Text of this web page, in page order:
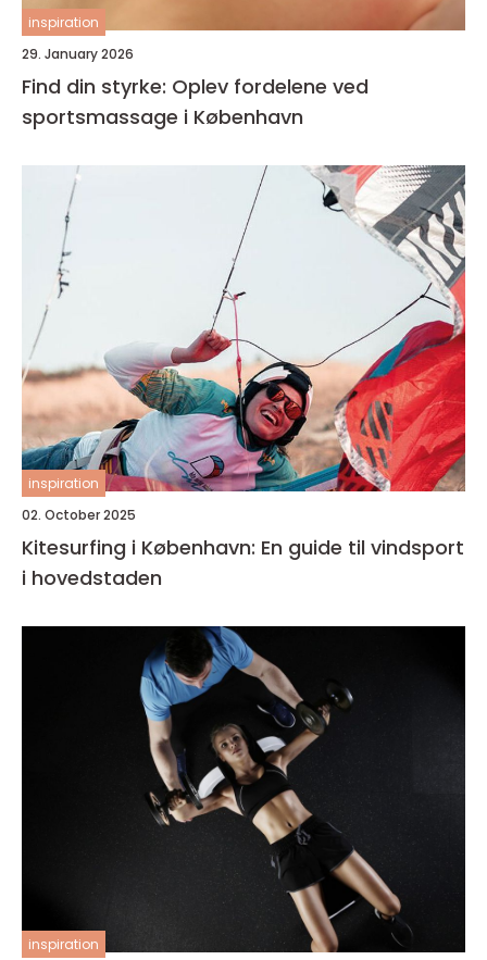
inspiration
29. January 2026
Find din styrke: Oplev fordelene ved
sportsmassage i København
inspiration
02. October 2025
Kitesurfing i København: En guide til vindsport
i hovedstaden
inspiration